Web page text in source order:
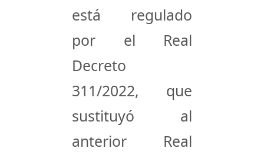
está regulado
por el Real
Decreto
311/2022, que
sustituyó al
anterior Real